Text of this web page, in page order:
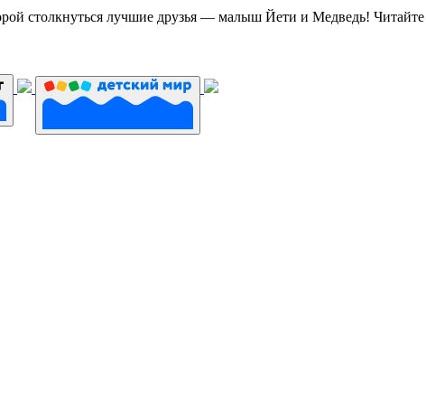
столкнуться лучшие друзья — малыш Йети и Медведь!